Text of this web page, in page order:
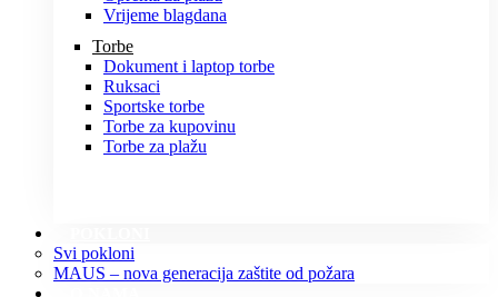
Vrijeme blagdana
Torbe
Dokument i laptop torbe
Ruksaci
Sportske torbe
Torbe za kupovinu
Torbe za plažu
Svi pokloni
MAUS – nova generacija zaštite od požara